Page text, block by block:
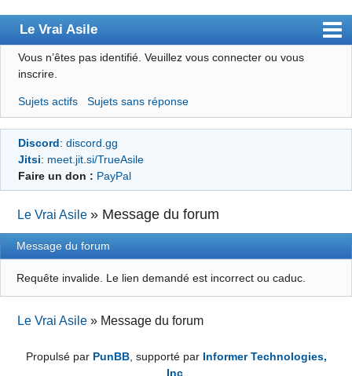
Le Vrai Asile
Accueil
Forum
Membres
Règles
S’inscrire
Connexion
Vous n’êtes pas identifié. Veuillez vous connecter ou vous
inscrire.
Sujets actifs Sujets sans réponse
Discord: discord.gg
Jitsi: meet.jit.si/TrueAsile
Faire un don : PayPal
Le Vrai Asile » Message du forum
Message du forum
Requête invalide. Le lien demandé est incorrect ou caduc.
Le Vrai Asile » Message du forum
Propulsé par PunBB, supporté par Informer Technologies,
Inc.